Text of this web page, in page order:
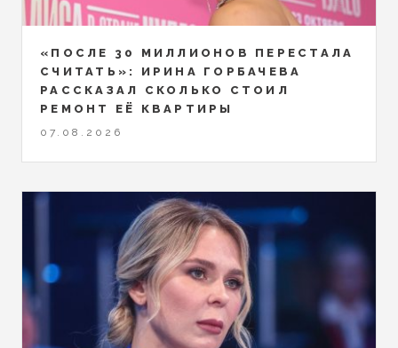
«ПОСЛЕ 30 МИЛЛИОНОВ ПЕРЕСТАЛА
СЧИТАТЬ»: ИРИНА ГОРБАЧЕВА
РАССКАЗАЛ СКОЛЬКО СТОИЛ
РЕМОНТ ЕЁ КВАРТИРЫ
07.08.2026